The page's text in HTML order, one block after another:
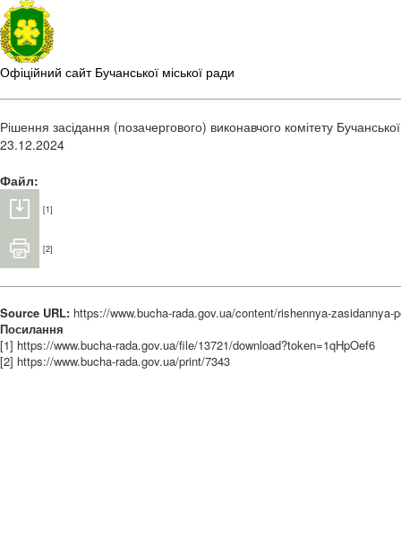
Офіційний сайт Бучанської міської ради
Рішення засідання (позачергового) виконавчого комітету
23.12.2024
Файл:
[1]
[2]
Source URL: https://www.bucha-rada.gov.ua/content/rishennya-
Посилання
[1] https://www.bucha-rada.gov.ua/file/13721/download?token=1qHpOef6
[2] https://www.bucha-rada.gov.ua/print/7343